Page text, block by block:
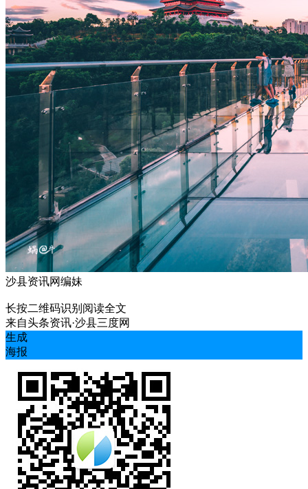
沙县资讯网编妹
长按二维码识别阅读全文
来自头条资讯·沙县三度网
生成
海报